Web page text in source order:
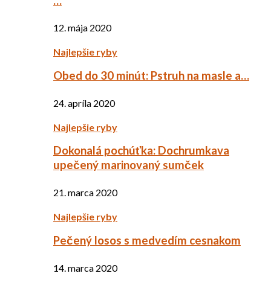
12. mája 2020
Najlepšie ryby
Obed do 30 minút: Pstruh na masle a…
24. apríla 2020
Najlepšie ryby
Dokonalá pochúťka: Dochrumkava
upečený marinovaný sumček
21. marca 2020
Najlepšie ryby
Pečený losos s medvedím cesnakom
14. marca 2020